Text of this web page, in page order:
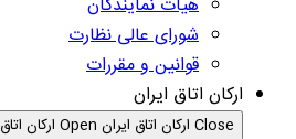
شورای عالی نظارت
قوانین و مقررات
ارکان اتاق ایران
Close ارکان اتاق ایران Open ارکان اتاق ایران